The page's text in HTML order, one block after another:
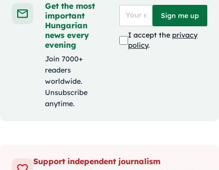
Get the most
important
Hungarian
news every
evening
Join 7000+
readers
worldwide.
Unsubscribe
anytime.
Sign me up
I accept the privacy
policy.
Support independent journalism